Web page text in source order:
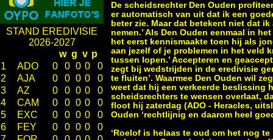
STAND EREDIVISIE
2026-2027
w g v p
1
ADO 0 0 0 0
0
2
AJA 0 0 0 0
0
3
AZ 0 0 0 0
0
4
CAM 0 0 0 0
0
5
EXC 0 0 0 0
0
6
FEY 0 0 0 0
0
De scheidsrechter Den Ouden
er automatisch van uit dat ik een
beter zie. Maar dat betekent niet dat
nemen.’ Als Den Ouden eenmaal in
het eerst kennismaakte toen hij als
aan jezelf of je problemen in het veld
tussen lopen.’ Accepteren en
zegt bij wedstrijden in de eredivisie
te fluiten’. Waarmee Den Ouden wil
weet dat hij een verkeerde beslissing
scheidsrechters te wensen overlaat,
floot hij zaterdag (ADO - Heracles,
Ouden ‘rechtlijnig en daarom heel
‘Roelof is helaas te oud om het nog